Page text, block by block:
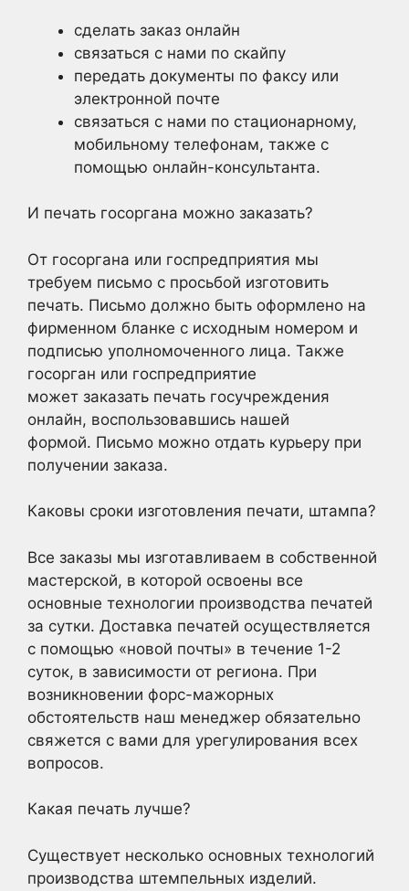
сделать заказ онлайн
связаться с нами по скайпу
передать документы по факсу или
электронной почте
связаться с нами по стационарному,
мобильному телефонам, также с
помощью онлайн-консультанта.
И печать госоргана можно заказать?
От госоргана или госпредприятия мы
требуем письмо с просьбой изготовить
печать. Письмо должно быть оформлено на
фирменном бланке с исходным номером и
подписью уполномоченного лица. Также
госорган или госпредприятие
может заказать печать госучреждения
онлайн, воспользовавшись нашей
формой. Письмо можно отдать курьеру при
получении заказа.
Каковы сроки изготовления печати, штампа?
Все заказы мы изготавливаем в собственной
мастерской, в которой освоены все
основные технологии производства печатей
за сутки. Доставка печатей осуществляется
с помощью «новой почты» в течение 1-2
суток, в зависимости от региона. При
возникновении форс-мажорных
обстоятельств наш менеджер обязательно
свяжется с вами для урегулирования всех
вопросов.
Какая печать лучше?
Существует несколько основных технологий
производства штемпельных изделий.